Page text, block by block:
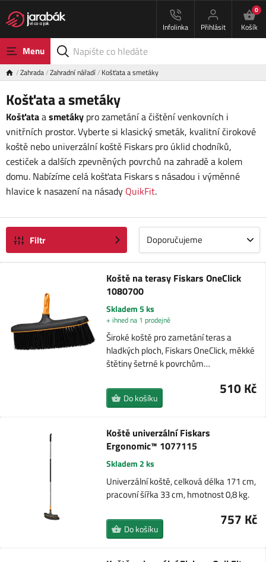
Infolinka Přihlásit
0
Košík
Menu
Zahrada Zahradní nářadí Košťata a smetáky
Košťata a smetáky
Košťataasmetáky pro zametání a čištění venkovních i
vnitřních prostor. Vyberte si klasický smeták, kvalitní čirokové
koště nebo univerzální koště Fiskars pro úklid chodníků,
cestiček a dalších zpevněných povrchů na zahradě a kolem
domu. Nabízíme celá košťata Fiskars s násadou i výměnné
hlavice k nasazení na násady QuikFit.
Filtr Doporučujeme
Koště na terasy Fiskars OneClick
1080700
Skladem 5 ks
+ ihned na 1 prodejně
Široké koště pro zametání teras a
hladkých ploch, Fiskars OneClick, měkké
štětiny šetrné k povrchům…
510 Kč
Do košíku
Koště univerzální Fiskars
Ergonomic™ 1077115
Skladem 2 ks
Univerzální koště, celková délka 171 cm,
pracovní šířka 33 cm, hmotnost 0,8 kg.
757 Kč
Do košíku